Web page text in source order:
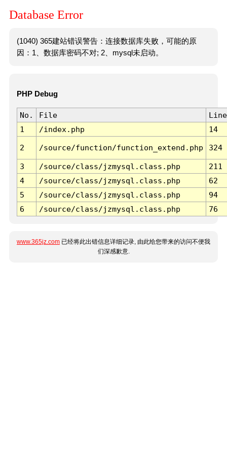
Database Error
(1040) 365建站错误警告：连接数据库失败，可能的原
因：1、数据库密码不对; 2、mysql未启动。
PHP Debug
No. File
Line
1
/index.php 14
2 /source/function/function_extend.php 324
3 /source/class/jzmysql.class.php
211
4
/source/class/jzmysql.class.php
62
5
/source/class/jzmysql.class.php
94
6
/source/class/jzmysql.class.php 76
www.365jz.com 已经将此出错信息详细记录, 由此给您带来的访问不便我
们深感歉意.